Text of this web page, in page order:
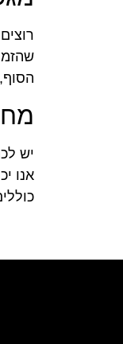
יש
אנו